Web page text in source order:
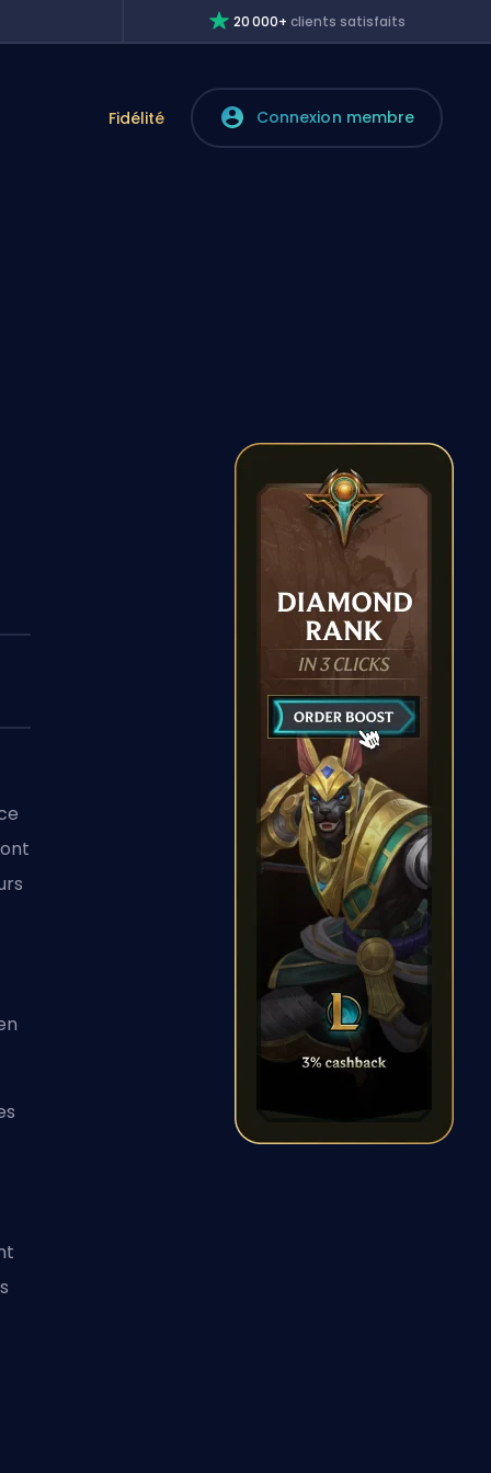
20 000+clients satisfaits
Fidélité Connexion membre